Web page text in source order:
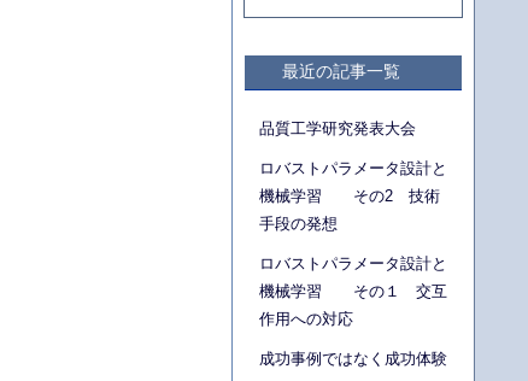
最近の記事一覧
品質工学研究発表大会
ロバストパラメータ設計と
機械学習 その2 技術
手段の発想
ロバストパラメータ設計と
機械学習 その１ 交互
作用への対応
成功事例ではなく成功体験